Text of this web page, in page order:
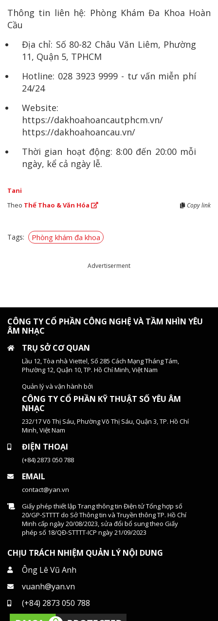
Thông tin liên hệ: Phòng Khám Đa Khoa Hoàn
Cầu
Địa chỉ: Số 80-82 Châu Văn Liêm, Phường
11, Quận 5, TPHCM
Hotline: 028 3923 9999 - tư vấn miễn phí
24/24
Website:
https://dakhoahoancautphcm.vn/
https://dakhoahoancau.vn/
Thời gian hoạt động: 8:00 đến 20:00 mỗi
ngày, kể cả ngày lễ.
Tani
Theo Thể Thao & Văn Hóa Copy link
Tags: Phòng khám đa khoa
Advertiserment
CÔNG TY CỔ PHẦN CÔNG NGHỆ VÀ TẦM NHÌN YÊU
ÂM NHẠC
TRỤ SỞ CƠ QUAN
Lầu 12, Tòa nhà Viettel, Số 285 Cách Mạng Tháng Tám,
Phường 12, Quận 10, TP. Hồ Chí Minh, Việt Nam
Quản lý và vận hành bởi
CÔNG TY CỔ PHẦN KỸ THUẬT SỐ YÊU ÂM
NHẠC
232/17 Võ Thị Sáu, Phường Võ Thị Sáu, Quận 3, TP. Hồ Chí
Minh, Việt Nam
ĐIỆN THOẠI
(+84) 2873 050 788
EMAIL
contact@yan.vn
Giấy phép thiết lập Trang thông tin Điện tử Tổng hợp số
20/GP-STTTT do Sở Thông tin và Truyền thông TP. Hồ Chí
Minh cấp ngày 20/08/2023, sửa đổi bổ sung theo Giấy
phép số 18/QĐ-STTTT-ICP ngày 21/09/2023
CHỊU TRÁCH NHIỆM QUẢN LÝ NỘI DUNG
Ông Lê Vũ Anh
vuanh@yan.vn
(+84) 2873 050 788